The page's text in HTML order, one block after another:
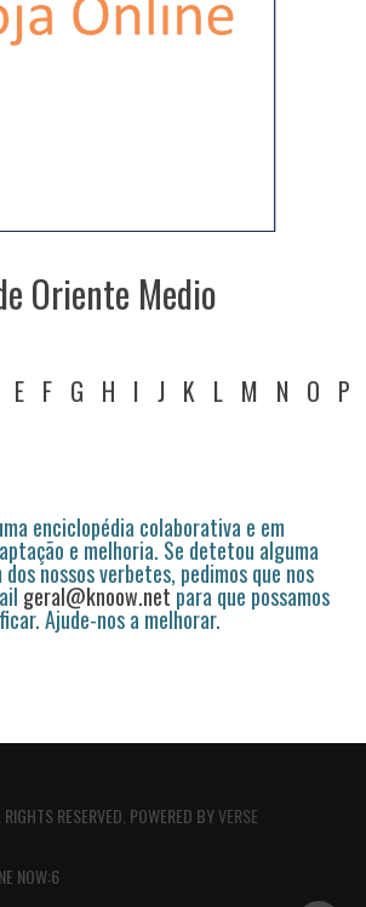
Oriente Medio
E F G H I J K L M N O P
enciclopédia colaborativa e em
e melhoria. Se detetou alguma
nossos verbetes, pedimos que nos
geral@knoow.netpara que possamos
Ajude-nos a melhorar.
RESERVED. POWERED BYVERSE
NOW:6